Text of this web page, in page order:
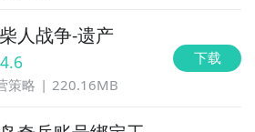
人战争-遗产
4.6
策略 220.16MB
下载